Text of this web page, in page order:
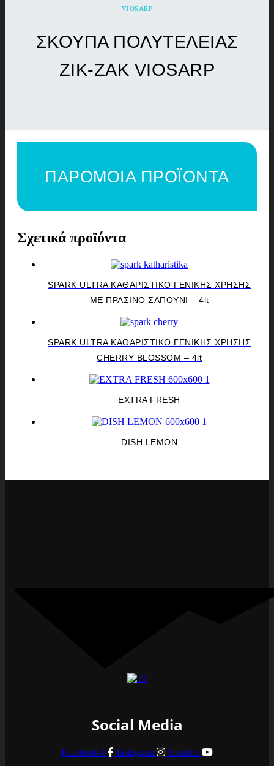
VIOSARP
ΣΚΟΥΠΑ ΠΟΛΥΤΕΛΕΙΑΣ
ΖΙΚ-ΖΑΚ VIOSARP
ΠΑΡΟΜΟΙΑ ΠΡΟΪΟΝΤΑ
Σχετικά προϊόντα
SPARK ULTRA ΚΑΘΑΡΙΣΤΙΚΟ ΓΕΝΙΚΗΣ ΧΡΗΣΗΣ
ΜΕ ΠΡΑΣΙΝΟ ΣΑΠΟΥΝΙ – 4lt
SPARK ULTRA ΚΑΘΑΡΙΣΤΙΚΟ ΓΕΝΙΚΗΣ ΧΡΗΣΗΣ
CHERRY BLOSSOM – 4lt
EXTRA FRESH
DISH LEMON
Social Media
Facebook-f Instagram Youtube